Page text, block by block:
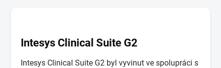
Intesys Clinical Suite G2
Intesys Clinical Suite G2 byl vyvinut ve spolupráci s